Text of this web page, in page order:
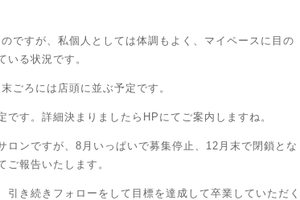
ですが、私個人としては体調もよく、マイペースに目の
いる状況です。
ごろには店頭に並ぶ予定です。
です。詳細決まりましたらHPにてご案内しますね。
ロンですが、8月いっぱいで募集停止、12月末で閉鎖とな
ご報告いたします。
引き続きフォローをして目標を達成して卒業していただく